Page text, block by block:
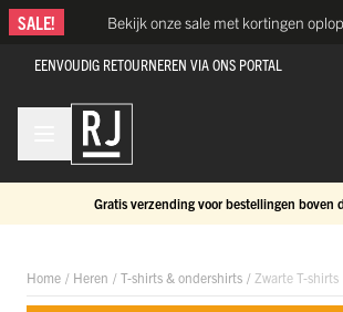
Ga naar de inhoud
SALE! Bekijk onze sale met kortingen
EENVOUDIG RETOURNEREN VIA ONS PORTAL
Gratis verzending voor bestellingen boven
Home / Heren / T-shirts & ondershirts / Zwarte T-shirts